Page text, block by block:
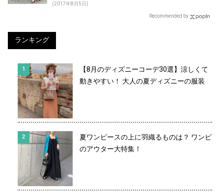
(2017年8月5日)
Recommended by
ランキング
【8月のディズニーコーデ30選】涼しくて
動きやすい！ 大人の夏ディズニーの服装
夏ワンピースの上に羽織るものは？ ワンピ
のアウター大特集！